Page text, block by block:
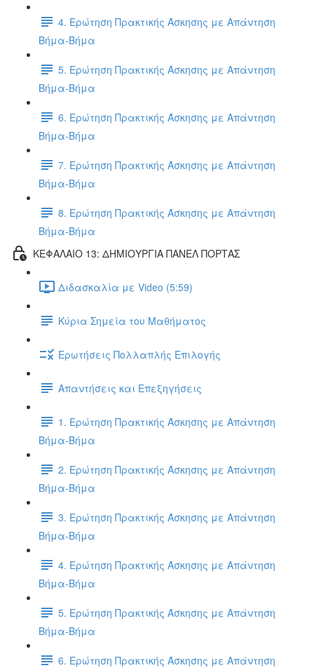
4. Ερώτηση Πρακτικής Άσκησης με Απάντηση
Βήμα-Βήμα
5. Ερώτηση Πρακτικής Άσκησης με Απάντηση
Βήμα-Βήμα
6. Ερώτηση Πρακτικής Άσκησης με Απάντηση
Βήμα-Βήμα
7. Ερώτηση Πρακτικής Άσκησης με Απάντηση
Βήμα-Βήμα
8. Ερώτηση Πρακτικής Άσκησης με Απάντηση
Βήμα-Βήμα
ΚΕΦΑΛΑΙΟ 13: ΔΗΜΙΟΥΡΓΙΑ ΠΑΝΕΛ ΠΟΡΤΑΣ
Διδασκαλία με Video (5:59)
Κύρια Σημεία του Μαθήματος
Ερωτήσεις Πολλαπλής Επιλογής
Απαντήσεις και Επεξηγήσεις
1. Ερώτηση Πρακτικής Άσκησης με Απάντηση
Βήμα-Βήμα
2. Ερώτηση Πρακτικής Άσκησης με Απάντηση
Βήμα-Βήμα
3. Ερώτηση Πρακτικής Άσκησης με Απάντηση
Βήμα-Βήμα
4. Ερώτηση Πρακτικής Άσκησης με Απάντηση
Βήμα-Βήμα
5. Ερώτηση Πρακτικής Άσκησης με Απάντηση
Βήμα-Βήμα
6. Ερώτηση Πρακτικής Άσκησης με Απάντηση